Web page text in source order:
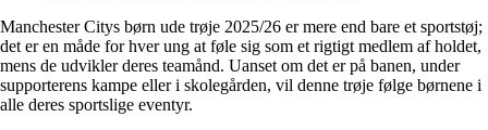
Manchester Citys børn ude trøje 2025/26 er mere end bare et sportstøj;
det er en måde for hver ung at føle sig som et rigtigt medlem af holdet,
mens de udvikler deres teamånd. Uanset om det er på banen, under
supporterens kampe eller i skolegården, vil denne trøje følge børnene i
alle deres sportslige eventyr.